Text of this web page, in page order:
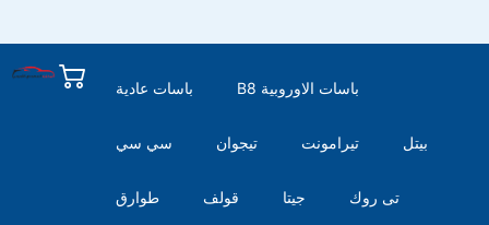
باسات عادية B8 باسات الاوروبية
سي سي تيجوان تيرامونت بيتل
طوارق قولف جيتا تى روك